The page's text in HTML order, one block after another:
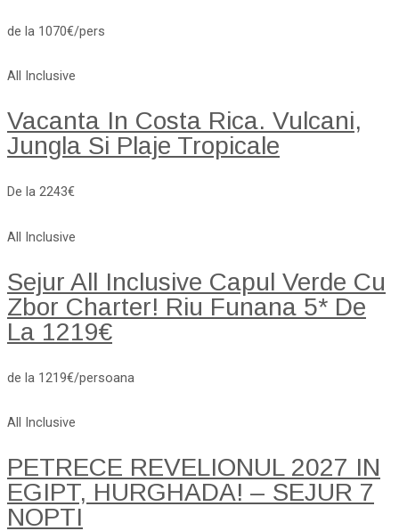
de la 1070€/pers
All Inclusive
Vacanta In Costa Rica. Vulcani,
Jungla Si Plaje Tropicale
De la 2243€
All Inclusive
Sejur All Inclusive Capul Verde Cu
Zbor Charter! Riu Funana 5* De
La 1219€
de la 1219€/persoana
All Inclusive
PETRECE REVELIONUL 2027 IN
EGIPT, HURGHADA! – SEJUR 7
NOPTI